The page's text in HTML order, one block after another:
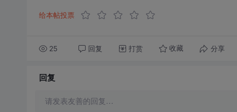
给本帖投票
25 回复 打赏 收藏 分享
回复
请发表友善的回复…